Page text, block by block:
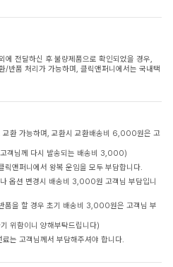
전달하신 후 불량제품으로 확인되었을 경우,
/반품 처리가 가능하며, 클릭앤퍼니에서는 국내택
교환 가능하며, 교환시 교환배송비 6,000원은 고
객님께 다시 발송되는 배송비 3,000)
앤퍼니에서 왕복 운임을 모두 부담합니다.
옵션 변경시 배송비 3,000원 고객님 부담입니
품을 할 경우 초기 배송비 3,000원은 고객님 부
위함이니 양해부탁드립니다)
는 고객님께서 부담해주셔야 합니다.